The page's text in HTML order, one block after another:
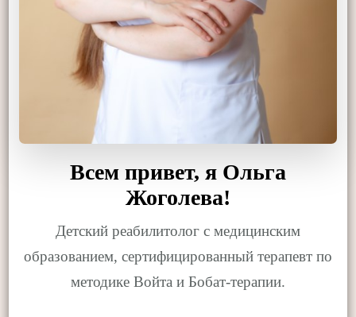
Всем привет, я Ольга
Жоголева!
Детский реабилитолог с медицинским
образованием, сертифицированный терапевт по
методике Войта и Бобат-терапии.